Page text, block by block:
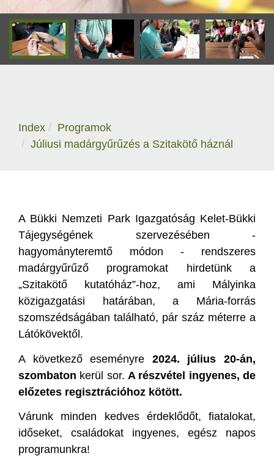
Index
Programok
Júliusi madárgyűrűzés a Szitakötő háznál
A Bükki Nemzeti Park Igazgatóság Kelet-Bükki
Tájegységének szervezésében -
hagyományteremtő módon - rendszeres
madárgyűrűző programokat hirdetünk a
„Szitakötő kutatóház”-hoz, ami Mályinka
közigazgatási határában, a Mária-forrás
szomszédságában található, pár száz méterre a
Látókövektől.
A következő eseményre 2024. július 20-án,
szombaton kerül sor. A részvétel ingyenes, de
előzetes regisztrációhoz kötött.
Várunk minden kedves érdeklődőt, fiatalokat,
időseket, családokat ingyenes, egész napos
programunkra!